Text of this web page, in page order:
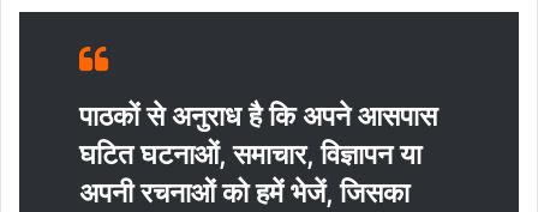
पाठकों से अनुराध है कि अपने आसपास
घटित घटनाओं, समाचार, विज्ञापन या
अपनी रचनाओं को हमें भेजें, जिसका